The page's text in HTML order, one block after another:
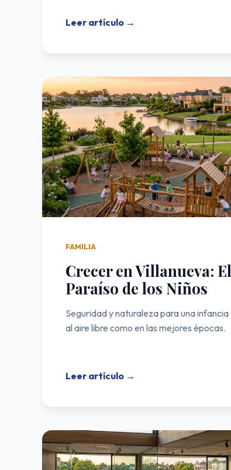
Leer artículo →
FAMILIA
Crecer en Villanueva: El
Paraíso de los Niños
Seguridad y naturaleza para una infancia
al aire libre como en las mejores épocas.
Leer artículo →